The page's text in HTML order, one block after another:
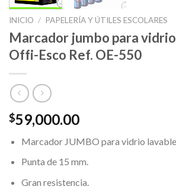
INICIO / PAPELERÍA Y ÚTILES ESCOLARES
Marcador jumbo para
Offi-Esco Ref. OE-550
$59,000.00
Marcador JUMBO para vidrio lavable.
Punta de 15 mm.
Gran resistencia.